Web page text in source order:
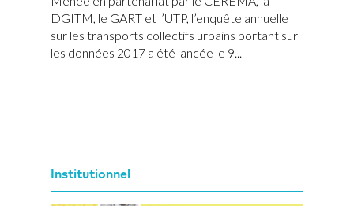
DGITM, le GART et l’UTP, l’enquête annuelle
sur les transports collectifs urbains portant sur
les données 2017 a été lancée le 9...
Institutionnel